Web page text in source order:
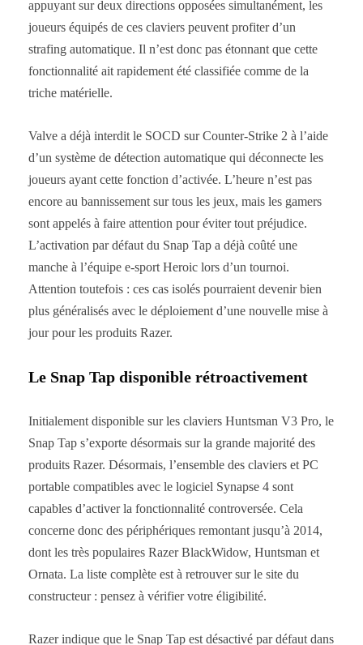
appuyant sur deux directions opposées simultanément, les
joueurs équipés de ces claviers peuvent profiter d’un
strafing automatique. Il n’est donc pas étonnant que cette
fonctionnalité ait rapidement été classifiée comme de la
triche matérielle.
Valve a déjà interdit le SOCD sur Counter-Strike 2 à l’aide
d’un système de détection automatique qui déconnecte les
joueurs ayant cette fonction d’activée. L’heure n’est pas
encore au bannissement sur tous les jeux, mais les gamers
sont appelés à faire attention pour éviter tout préjudice.
L’activation par défaut du Snap Tap a déjà coûté une
manche à l’équipe e-sport Heroic lors d’un tournoi.
Attention toutefois : ces cas isolés pourraient devenir bien
plus généralisés avec le déploiement d’une nouvelle mise à
jour pour les produits Razer.
Le Snap Tap disponible rétroactivement
Initialement disponible sur les claviers Huntsman V3 Pro, le
Snap Tap s’exporte désormais sur la grande majorité des
produits Razer. Désormais, l’ensemble des claviers et PC
portable compatibles avec le logiciel Synapse 4 sont
capables d’activer la fonctionnalité controversée. Cela
concerne donc des périphériques remontant jusqu’à 2014,
dont les très populaires Razer BlackWidow, Huntsman et
Ornata. La liste complète est à retrouver sur le site du
constructeur : pensez à vérifier votre éligibilité.
Razer indique que le Snap Tap est désactivé par défaut dans